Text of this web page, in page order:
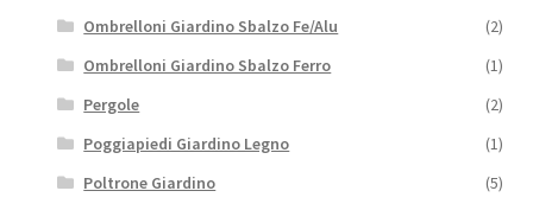
Ombrelloni Giardino Sbalzo Fe/Alu
(2)
Ombrelloni Giardino Sbalzo Ferro
(1)
Pergole
(2)
Poggiapiedi Giardino Legno
(1)
Poltrone Giardino
(5)